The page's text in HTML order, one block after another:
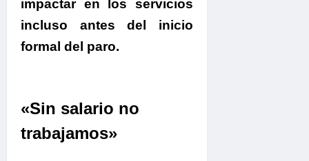
impactar en los servicios
incluso antes del inicio
formal del paro.
«Sin salario no
trabajamos»